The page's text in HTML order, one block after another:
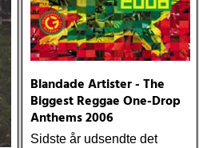
Blandade Artister - The
Biggest Reggae One-Drop
Anthems 2006
Sidste år udsendte det